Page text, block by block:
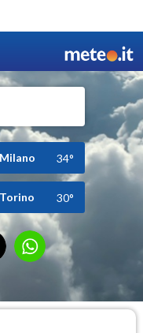
Milano 34°
Torino 30°